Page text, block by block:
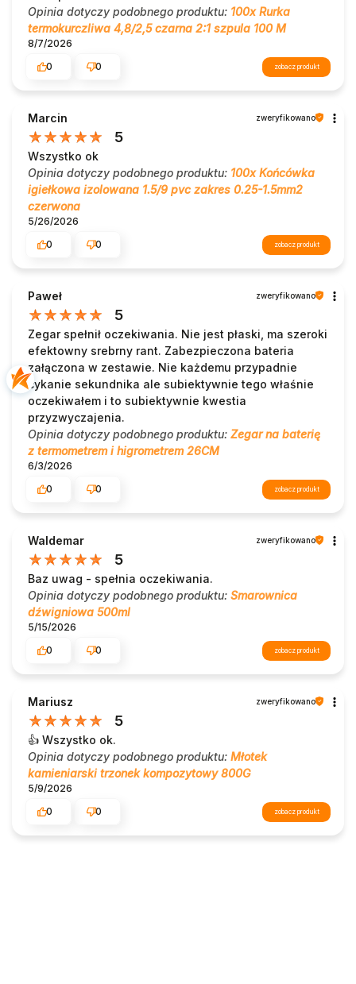
Opinia dotyczy podobnego produktu: 100x Rurka
termokurczliwa 4,8/2,5 czarna 2:1 szpula 100 M
8/7/2026
0
0 zobacz produkt
Marcin zweryfikowano
5
Wszystko ok
Opinia dotyczy podobnego produktu: 100x Końcówka
igiełkowa izolowana 1.5/9 pvc zakres 0.25-1.5mm2
czerwona
5/26/2026
0
0 zobacz produkt
Paweł zweryfikowano
5
Zegar spełnił oczekiwania. Nie jest płaski, ma szeroki
efektowny srebrny rant. Zabezpieczona bateria
załączona w zestawie. Nie każdemu przypadnie
cykanie sekundnika ale subiektywnie tego właśnie
oczekiwałem i to subiektywnie kwestia
przyzwyczajenia.
Opinia dotyczy podobnego produktu: Zegar na baterię
z termometrem i higrometrem 26CM
6/3/2026
0
0 zobacz produkt
Waldemar zweryfikowano
5
Baz uwag - spełnia oczekiwania.
Opinia dotyczy podobnego produktu: Smarownica
dźwigniowa 500ml
5/15/2026
0
0 zobacz produkt
Mariusz zweryfikowano
5
👍️ Wszystko ok.
Opinia dotyczy podobnego produktu: Młotek
kamieniarski trzonek kompozytowy 800G
5/9/2026
0
0 zobacz produkt